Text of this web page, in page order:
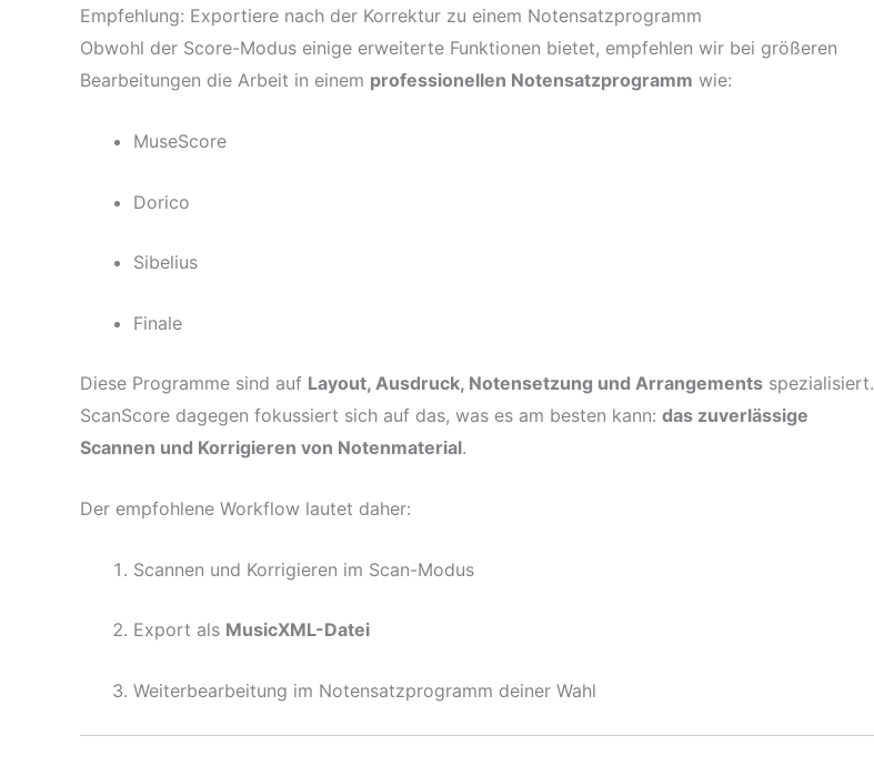
Empfehlung: Exportiere nach der Korrektur zu einem Notensatzprogramm
Obwohl der Score-Modus einige erweiterte Funktionen bietet, empfehlen wir bei größeren
Bearbeitungen die Arbeit in einem professionellen Notensatzprogramm wie:
MuseScore
Dorico
Sibelius
Finale
Diese Programme sind auf Layout, Ausdruck, Notensetzung und Arrangements spezialisiert.
ScanScore dagegen fokussiert sich auf das, was es am besten kann: das zuverlässige
Scannen und Korrigieren von Notenmaterial.
Der empfohlene Workflow lautet daher:
Scannen und Korrigieren im Scan-Modus
Export als MusicXML-Datei
Weiterbearbeitung im Notensatzprogramm deiner Wahl